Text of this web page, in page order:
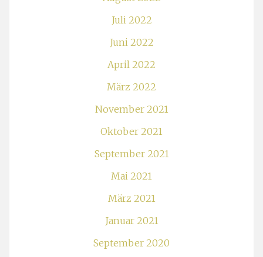
Juli 2022
Juni 2022
April 2022
März 2022
November 2021
Oktober 2021
September 2021
Mai 2021
März 2021
Januar 2021
September 2020